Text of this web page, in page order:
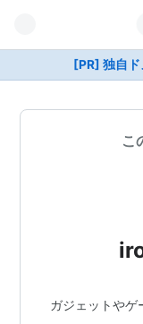
[PR] 独自
こ
ガジェットやゲ